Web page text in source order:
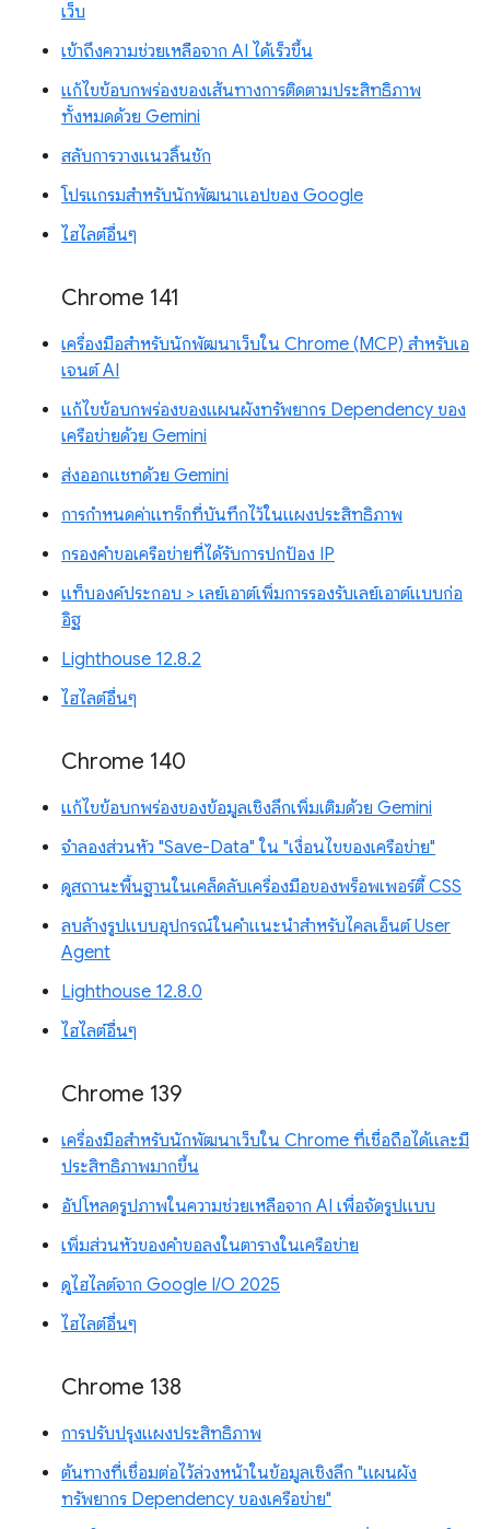
เว็บ
เข้าถึงความช่วยเหลือจาก AI ได้เร็วขึ้น
แก้ไขข้อบกพร่องของเส้นทางการติดตามประสิทธิภาพ
ทั้งหมดด้วย Gemini
สลับการวางแนวลิ้นชัก
โปรแกรมสำหรับนักพัฒนาแอปของ Google
ไฮไลต์อื่นๆ
Chrome 141
เครื่องมือสำหรับนักพัฒนาเว็บใน Chrome (MCP) สำหรับเอ
เจนต์ AI
แก้ไขข้อบกพร่องของแผนผังทรัพยากร Dependency ของ
เครือข่ายด้วย Gemini
ส่งออกแชทด้วย Gemini
การกำหนดค่าแทร็กที่บันทึกไว้ในแผงประสิทธิภาพ
กรองคำขอเครือข่ายที่ได้รับการปกป้อง IP
แท็บองค์ประกอบ > เลย์เอาต์เพิ่มการรองรับเลย์เอาต์แบบก่อ
อิฐ
Lighthouse 12.8.2
ไฮไลต์อื่นๆ
Chrome 140
แก้ไขข้อบกพร่องของข้อมูลเชิงลึกเพิ่มเติมด้วย Gemini
จำลองส่วนหัว "Save-Data" ใน "เงื่อนไขของเครือข่าย"
ดูสถานะพื้นฐานในเคล็ดลับเครื่องมือของพร็อพเพอร์ตี้ CSS
ลบล้างรูปแบบอุปกรณ์ในคำแนะนำสำหรับไคลเอ็นต์ User
Agent
Lighthouse 12.8.0
ไฮไลต์อื่นๆ
Chrome 139
เครื่องมือสำหรับนักพัฒนาเว็บใน Chrome ที่เชื่อถือได้และมี
ประสิทธิภาพมากขึ้น
อัปโหลดรูปภาพในความช่วยเหลือจาก AI เพื่อจัดรูปแบบ
เพิ่มส่วนหัวของคำขอลงในตารางในเครือข่าย
ดูไฮไลต์จาก Google I/O 2025
ไฮไลต์อื่นๆ
Chrome 138
การปรับปรุงแผงประสิทธิภาพ
ต้นทางที่เชื่อมต่อไว้ล่วงหน้าในข้อมูลเชิงลึก "แผนผัง
ทรัพยากร Dependency ของเครือข่าย"